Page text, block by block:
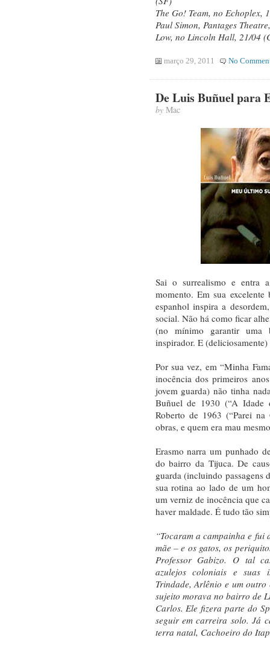
The Go! Team, no Echoplex,
Paul Simon, Pantages
Low, no Lincoln Hall, 21/04
março 29, 2011 No
De Luis Buñuel para
byMac
Sai o surrealismo e entra
momento. Em sua excelente
espanhol inspira a
social. Não há como ficar
(no mínimo garantir uma
inspirador. E
Por sua vez, em “Minha
inocência dos primeiros
jovem guarda) não tinha
Buñuel de 1930 (“A Idade
Roberto de 1963 (“Parei na
obras, e quem era mau
Erasmo narra um punhado
do bairro da Tijuca. De
guarda (incluindo passagens
sua rotina ao lado de um
um verniz de inocência que
haver maldade. É tudo tão
“Tocaram a campainha e fui
mãe – e os gatos, os
Professor Gabizo. O tal
azulejos coloniais e suas
Trindade, Arlênio e um
sujeito morava no bairro de
Carlos. Ele fizera parte do
seguir em carreira solo. Já
terra natal, Cachoeiro do